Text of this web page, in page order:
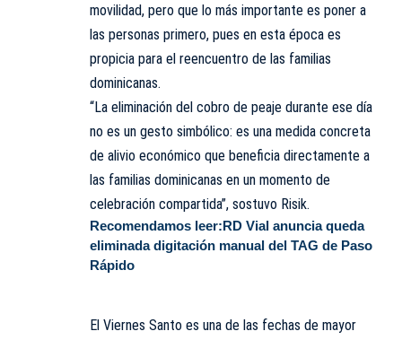
movilidad, pero que lo más importante es poner a
las personas primero, pues en esta época es
propicia para el reencuentro de las familias
dominicanas.
“La eliminación del cobro de peaje durante ese día
no es un gesto simbólico: es una medida concreta
de alivio económico que beneficia directamente a
las familias dominicanas en un momento de
celebración compartida”, sostuvo Risik.
Recomendamos leer:RD Vial anuncia queda
eliminada digitación manual del TAG de Paso
Rápido
El Viernes Santo es una de las fechas de mayor